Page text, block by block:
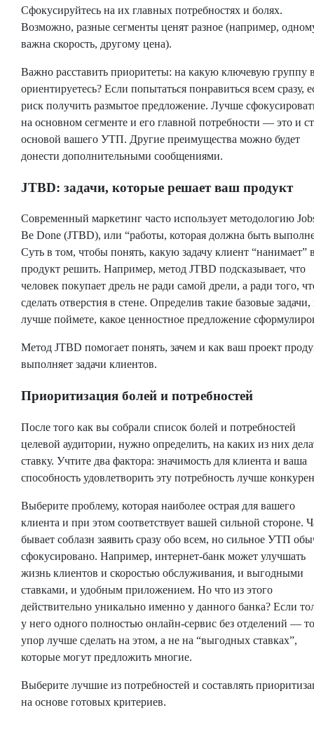
Сфокусируйтесь на их главных потребностях и болях.
Возможно, разные сегменты ценят разное (например,
важна скорость, другому цена).
Важно расставить приоритеты: на какую ключевую группу
ориентируетесь? Если попытаться понравиться всем сразу,
риск получить размытое предложение. Лучше
на основном сегменте и его главной потребности — это и
основой вашего УТП. Другие преимущества можно будет
донести дополнительными сообщениями.
JTBD: задачи, которые решает ваш продукт
Современный маркетинг часто использует методологию
Be Done (JTBD), или “работы, которая должна быть
Суть в том, чтобы понять, какую задачу клиент “нанимает”
продукт решить. Например, метод JTBD подсказывает, что
человек покупает дрель не ради самой дрели, а ради того,
сделать отверстия в стене. Определив такие базовые
лучше поймете, какое ценностное предложение
Метод JTBD помогает понять, зачем и как ваш проект
выполняет задачи клиентов.
Приоритизация болей и потребностей
После того как вы собрали список болей и потребностей
целевой аудитории, нужно определить, на каких из них
ставку. Учтите два фактора: значимость для клиента и ваша
способность удовлетворить эту потребность лучше
Выберите проблему, которая наиболее острая для вашего
клиента и при этом соответствует вашей сильной стороне.
бывает соблазн заявить сразу обо всем, но сильное УТП
сфокусировано. Например, интернет-банк может улучшать
жизнь клиентов и скоростью обслуживания, и выгодными
ставками, и удобным приложением. Но что из этого
действительно уникально именно у данного банка? Если
у него одного полностью онлайн-сервис без отделений — то
упор лучше сделать на этом, а не на “выгодных ставках”,
которые могут предложить многие.
Выберите лучшие из потребностей и составлять
на основе готовых критериев.